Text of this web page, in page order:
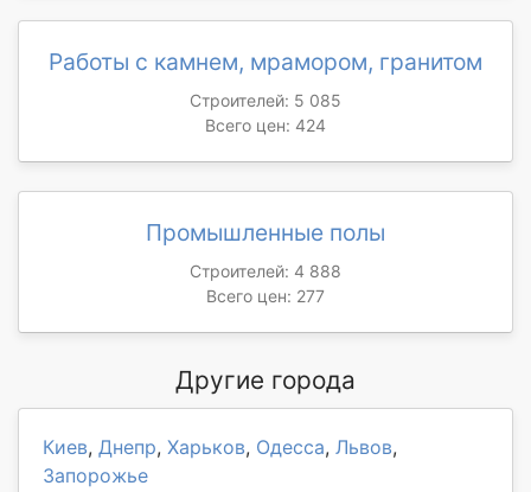
Работы с камнем, мрамором, гранитом
Строителей: 5 085
Всего цен: 424
Промышленные полы
Строителей: 4 888
Всего цен: 277
Другие города
Киев, Днепр, Харьков, Одесса, Львов,
Запорожье